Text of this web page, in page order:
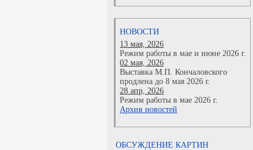
НОВОСТИ
13 мая, 2026
Режим работы в мае и июне 2026 г.
02 мая, 2026
Выставка М.П. Кончаловского
продлена до 8 мая 2026 г.
28 апр, 2026
Режим работы в мае 2026 г.
Архив новостей
ОБСУЖДЕНИЕ КАРТИН